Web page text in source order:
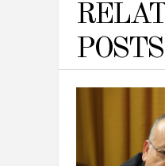
POSTS